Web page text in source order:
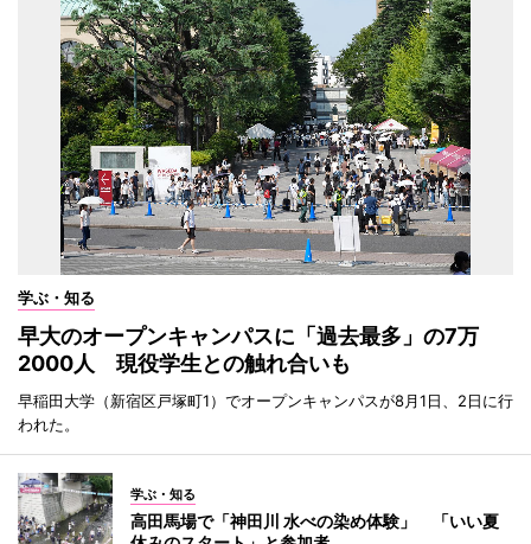
学ぶ・知る
早大のオープンキャンパスに「過去最多」の7万
2000人 現役学生との触れ合いも
早稲田大学（新宿区戸塚町1）でオープンキャンパスが8月1日、2日に行
われた。
学ぶ・知る
高田馬場で「神田川 水べの染め体験」 「いい夏